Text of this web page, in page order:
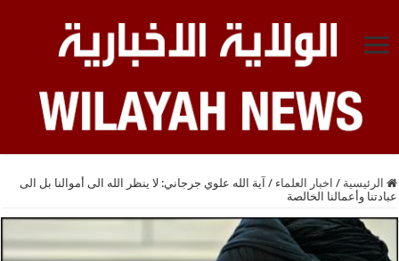
الرئيسية / اخبار العلماء / آية الله علوي جرجاني: لا ينظر الله الى أموالنا بل الى
عبادتنا وأعمالنا الخالصة